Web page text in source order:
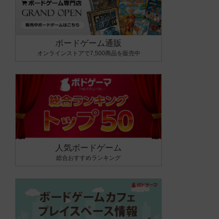
ボードゲーム通販
オンラインストアで7,500商品を販売中
人気ボードゲーム
総合おすすめランキング